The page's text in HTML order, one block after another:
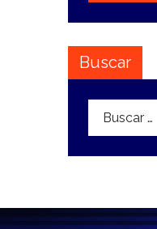
Buscar
Buscar: